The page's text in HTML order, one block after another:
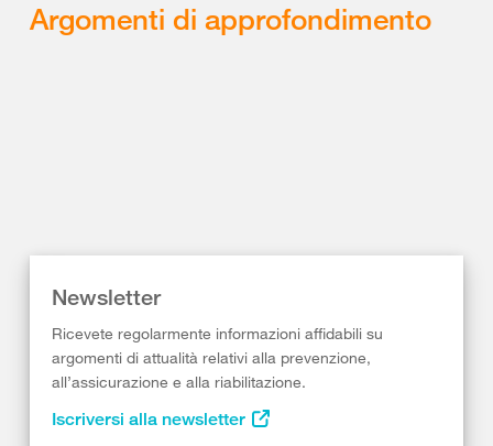
Argomenti di approfondimento
Newsletter
Ricevete regolarmente informazioni affidabili su
argomenti di attualità relativi alla prevenzione,
all’assicurazione e alla riabilitazione.
Iscriversi alla newsletter